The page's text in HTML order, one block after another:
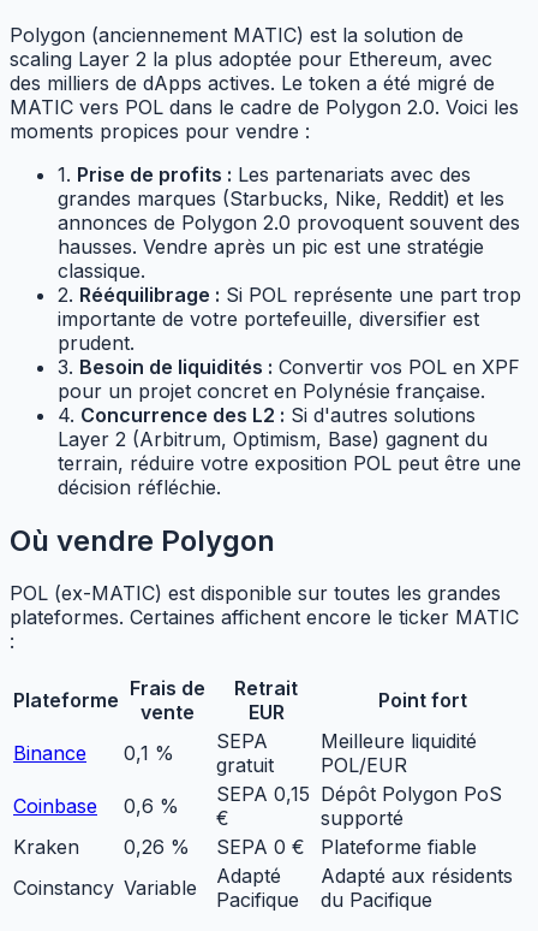
Polygon (anciennement MATIC) est la solution de
scaling Layer 2 la plus adoptée pour Ethereum, avec
des milliers de dApps actives. Le token a été migré de
MATIC vers POL dans le cadre de Polygon 2.0. Voici les
moments propices pour vendre :
1. Prise de profits : Les partenariats avec des
grandes marques (Starbucks, Nike, Reddit) et les
annonces de Polygon 2.0 provoquent souvent des
hausses. Vendre après un pic est une stratégie
classique.
2. Rééquilibrage : Si POL représente une part trop
importante de votre portefeuille, diversifier est
prudent.
3. Besoin de liquidités : Convertir vos POL en XPF
pour un projet concret en Polynésie française.
4. Concurrence des L2 : Si d'autres solutions
Layer 2 (Arbitrum, Optimism, Base) gagnent du
terrain, réduire votre exposition POL peut être une
décision réfléchie.
Où vendre Polygon
POL (ex-MATIC) est disponible sur toutes les grandes
plateformes. Certaines affichent encore le ticker MATIC
:
Plateforme Frais de
vente
Retrait
EUR
Point fort
Binance 0,1 %
SEPA
gratuit
Meilleure liquidité
POL/EUR
Coinbase
0,6 %
SEPA 0,15
€
Dépôt Polygon PoS
supporté
Kraken
0,26 % SEPA 0 €
Plateforme fiable
Coinstancy Variable
Adapté
Pacifique
Adapté aux résidents
du Pacifique